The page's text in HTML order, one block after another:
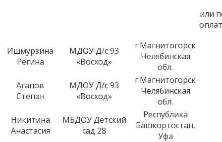
или
Ишмурзина
Регина
МДОУ Д/с 93
«Восход»
г.Магнитогорск
Челябинская
обл.
Агапов
Степан
МДОУ Д/с 93
«Восход»
г.Магнитогорск
Челябинская
обл.
Никитина
Анастасия
МБДОУ Детский
сад 28
Республика
Башкортостан,
Уфа